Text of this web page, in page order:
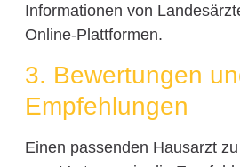
Informationen von
Online-Plattformen.
3. Bewertungen
Empfehlungen
Einen passenden Hausarzt